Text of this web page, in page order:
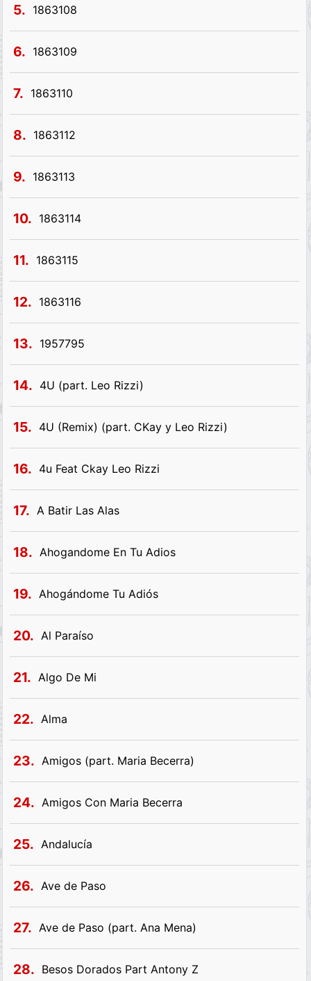
5. 1863108
6. 1863109
7. 1863110
8. 1863112
9. 1863113
10. 1863114
11. 1863115
12. 1863116
13. 1957795
14. 4U (part. Leo Rizzi)
15. 4U (Remix) (part. CKay y Leo Rizzi)
16. 4u Feat Ckay Leo Rizzi
17. A Batir Las Alas
18. Ahogandome En Tu Adios
19. Ahogándome Tu Adiós
20. Al Paraíso
21. Algo De Mi
22. Alma
23. Amigos (part. Maria Becerra)
24. Amigos Con Maria Becerra
25. Andalucía
26. Ave de Paso
27. Ave de Paso (part. Ana Mena)
28. Besos Dorados Part Antony Z